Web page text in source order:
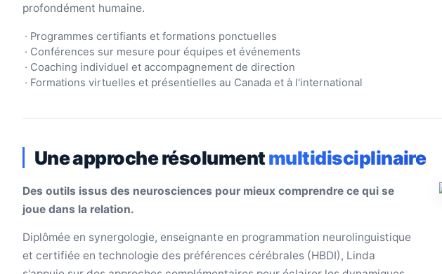
profondément humaine.
· Programmes certifiants et formations ponctuelles
· Conférences sur mesure pour équipes et événements
· Coaching individuel et accompagnement de direction
· Formations virtuelles et présentielles au Canada et à l'international
Une approche résolumentmultidisciplinaire
Des outils issus des neurosciences pour mieux comprendre ce qui se
joue dans la relation.
Diplômée en synergologie, enseignante en programmation neurolinguistique
et certifiée en technologie des préférences cérébrales (HBDI), Linda